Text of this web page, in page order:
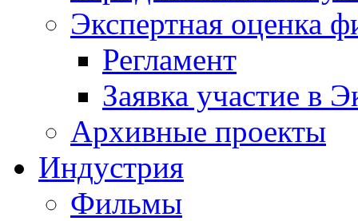
Экспертная оценка
Регламент
Заявка участие в
Архивные проекты
Индустрия
Фильмы